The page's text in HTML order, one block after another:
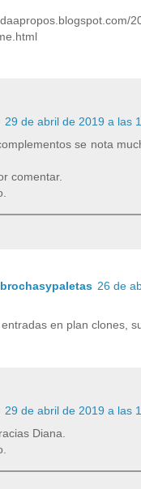
29 de abril de 2019 a las
se nota
comentar.
26 de
en plan clones,
29 de abril de 2019 a las
Diana.